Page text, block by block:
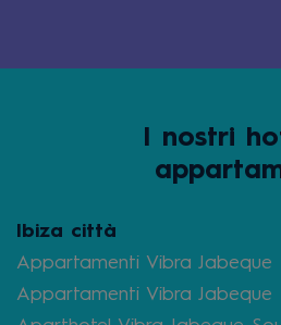
I nostri
Ibiza città
Appartamenti Vibra Jabeque
Appartamenti Vibra Jabeque